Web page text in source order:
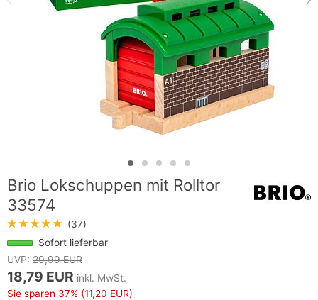
Brio Lokschuppen mit Rolltor
33574
★★★★★ (37)
Sofort lieferbar
UVP: 29,99 EUR
18,79 EUR inkl. MwSt.
Sie sparen 37% (11,20 EUR)